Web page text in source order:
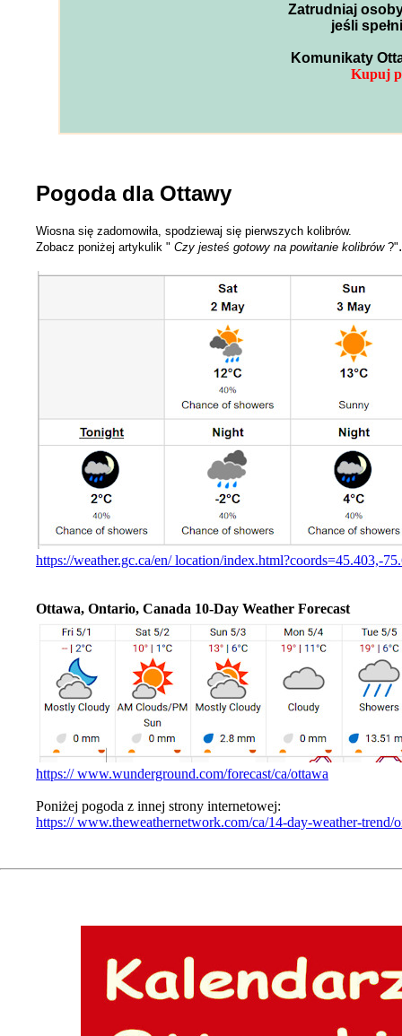
Zatrudniaj
jeśli
Komunikaty
Kupuj
Pogoda dla Ottawy
Wiosna się zadomowiła, spodziewaj się pierwszych kolibrów.
Zobacz poniżej artykulik " Czy jesteś gotowy na powitanie kolibrów?".
https://weather.gc.ca/en/ location/index.html?coords=45.403,-
Ottawa, Ontario, Canada 10-Day Weather Forecast
https:// www.wunderground.com/forecast/ca/ottawa
Poniżej pogoda z innej strony internetowej:
https:// www.theweathernetwork.com/ca/14-day-weather-trend/